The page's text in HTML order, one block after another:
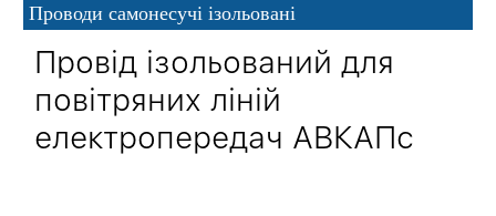
Проводи самонесучі ізольовані
Провід ізольований для
повітряних ліній
електропередач АВКАПс